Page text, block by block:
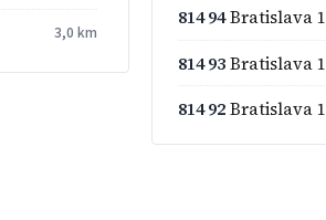
3,0 km
814 94Bratislava 1
814 93Bratislava 1
814 92Bratislava 1